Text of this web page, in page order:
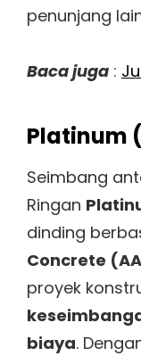
penunjang
Baca juga :
Platinum
Seimbang
Ringan
dinding
Concrete
proyek
biaya.